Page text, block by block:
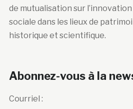
de mutualisation sur
sociale dans les lieux de
historique et scientifique.
Abonnez-vous à la
Courriel :